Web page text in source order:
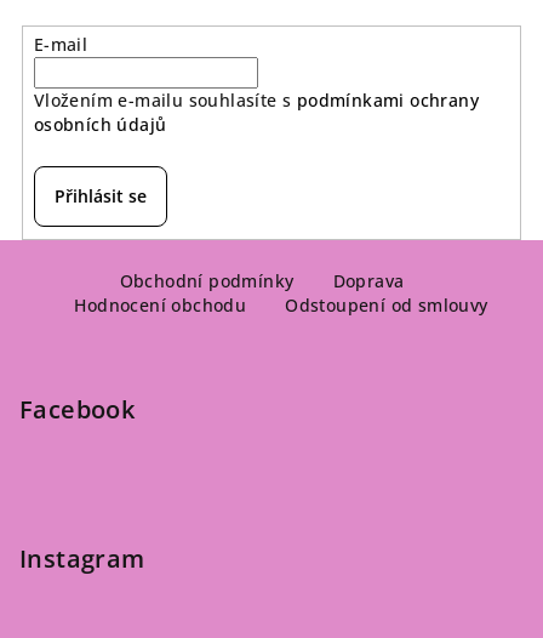
E-mail
Vložením e-mailu souhlasíte s podmínkami ochrany
osobních údajů
Přihlásit se
Obchodní podmínky
Doprava
Hodnocení obchodu
Odstoupení od smlouvy
Facebook
Instagram